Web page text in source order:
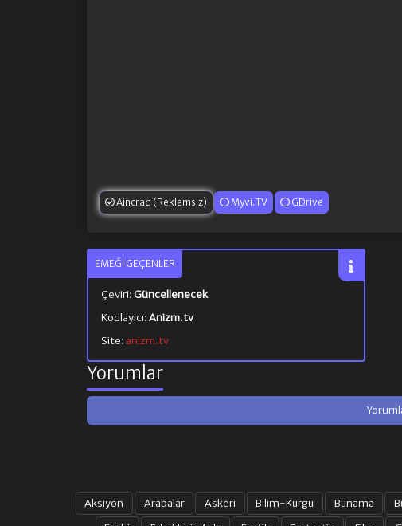
Aincrad (Reklamsız) Myvi.TV GDrive
EMEĞI GEÇENLER
Çeviri: Güncellenecek
Kodlayıcı:Anizm.tv
Site: anizm.tv
Yorumlar
Aksiyon Arabalar Askeri Bilim-Kurgu Bunama